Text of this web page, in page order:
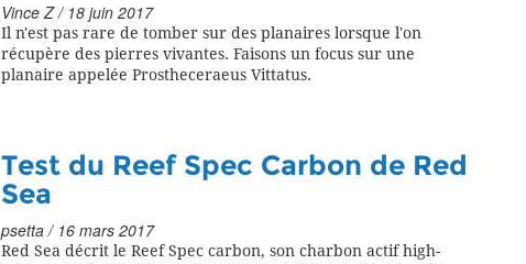
Vince Z / 18 juin 2017
Il n'est pas rare de tomber sur des planaires lorsque l'on
récupère des pierres vivantes. Faisons un focus sur une
planaire appelée Prostheceraeus Vittatus.
Test du Reef Spec Carbon de Red
Sea
psetta / 16 mars 2017
Red Sea décrit le Reef Spec carbon, son charbon actif high-